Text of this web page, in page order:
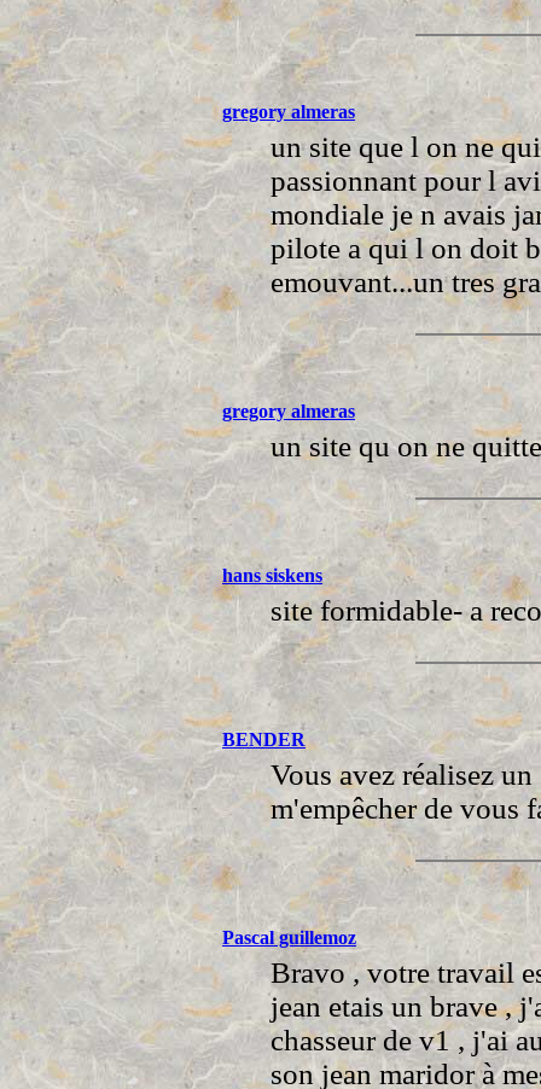
gregory almeras
un site que l on ne
passionnant pour l
mondiale je n avais
pilote a qui l on doit
emouvant...un tres
gregory almeras
un site qu on ne
hans siskens
site formidable- a
BENDER
Vous avez réalisez
m'empêcher de vous
Pascal guillemoz
Bravo , votre travail
jean etais un brave ,
chasseur de v1 , j'ai
son jean maridor à